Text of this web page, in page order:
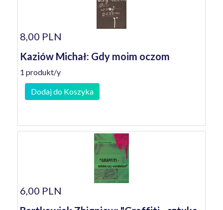
8,00 PLN
Kaziów Michał: Gdy moim oczom
1 produkt/y
Dodaj do Koszyka
6,00 PLN